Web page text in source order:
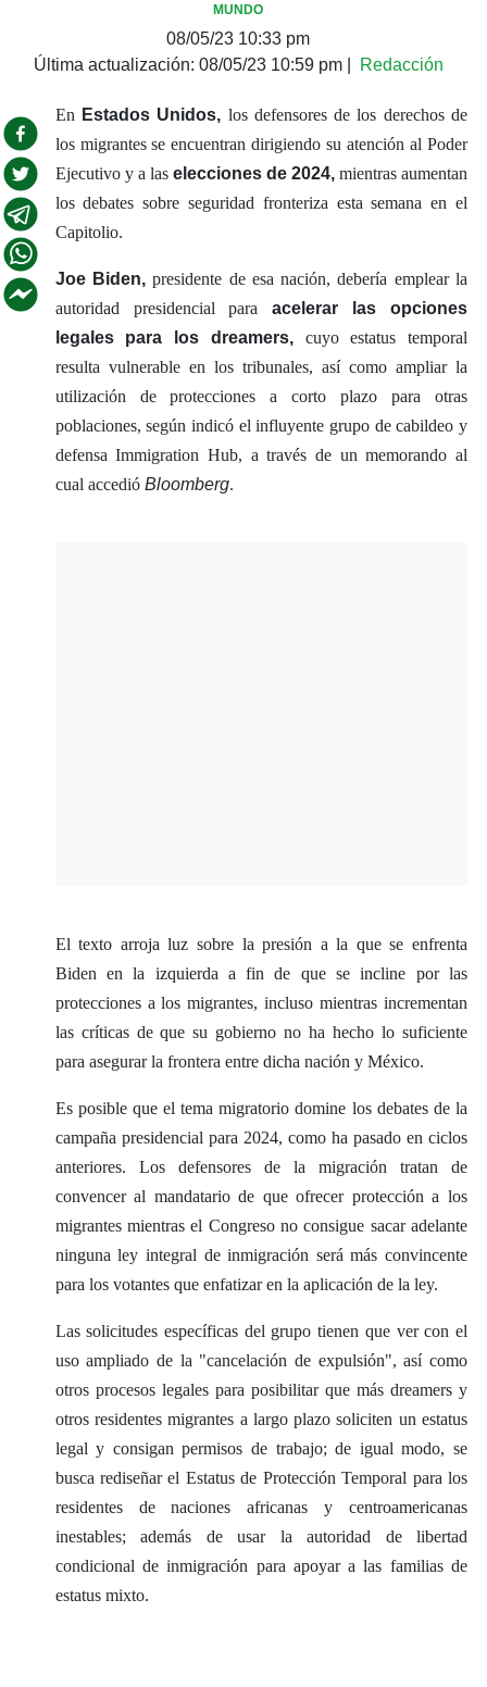
MUNDO
08/05/23 10:33 pm
Última actualización: 08/05/23 10:59 pm| Redacción
En Estados Unidos, los defensores de los derechos de
los migrantes se encuentran dirigiendo su atención al Poder
Ejecutivo y a las elecciones de 2024,mientras aumentan
los debates sobre seguridad fronteriza esta semana en el
Capitolio.
Joe Biden,presidente de esa nación, debería emplear la
autoridad presidencial paraacelerar las opciones
legales para los dreamers, cuyo estatus temporal
resulta vulnerable en los tribunales, así como ampliar la
utilización de protecciones a corto plazo para otras
poblaciones, según indicó el influyente grupo de cabildeo y
defensa Immigration Hub, a través de un memorando al
cual accedió Bloomberg.
El texto arroja luz sobre la presión a la que se enfrenta
Biden en la izquierda a fin de que se incline por las
protecciones a los migrantes, incluso mientras incrementan
las críticas de que su gobierno no ha hecho lo suficiente
para asegurar la frontera entre dicha nación y México.
Es posible que el tema migratorio domine los debates de la
campaña presidencial para 2024, como ha pasado en ciclos
anteriores. Los defensores de la migración tratan de
convencer al mandatario de que ofrecer protección a los
migrantes mientras el Congreso no consigue sacar adelante
ninguna ley integral de inmigración será más convincente
para los votantes que enfatizar en la aplicación de la ley.
Las solicitudes específicas del grupo tienen que ver con el
uso ampliado de la "cancelación de expulsión", así como
otros procesos legales para posibilitar que más dreamers y
otros residentes migrantes a largo plazo soliciten un estatus
legal y consigan permisos de trabajo; de igual modo, se
busca rediseñar el Estatus de Protección Temporal para los
residentes de naciones africanas y centroamericanas
inestables; además de usar la autoridad de libertad
condicional de inmigración para apoyar a las familias de
estatus mixto.